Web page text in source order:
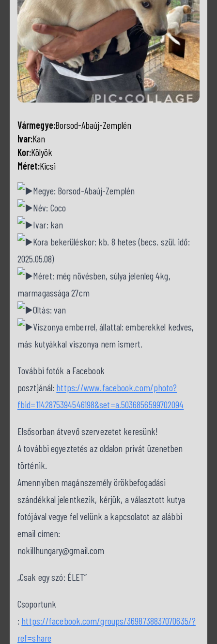
Vármegye:Borsod-Abaúj-Zemplén
Ivar:Kan
Kor:Kölyök
Méret:Kicsi
Megye: Borsod-Abaúj-Zemplén
Név: Coco
Ivar: kan
Kora bekerüléskor: kb. 8 hetes (becs. szül. idő:
2025.05.08)
Méret: még növésben, súlya jelenleg 4kg,
marmagassága 27cm
Oltás: van
Viszonya emberrel, állattal: emberekkel kedves,
más kutyákkal viszonya nem ismert.
További fotók a Facebook
posztjánál: https://www.facebook.com/photo?
fbid=1142875394546198&set=a.5036856599702094
Elsősorban átvevő szervezetet keresünk!
A további egyeztetés az oldalon privát üzenetben
történik.
Amennyiben magánszemély örökbefogadási
szándékkal jelentkezik, kérjük, a választott kutya
fotójával vegye fel velünk a kapcsolatot az alábbi
email címen:
nokillhungary@gmail.com
„Csak egy szó: ÉLET”
Csoportunk
: https://facebook.com/groups/3698738837070635/?
ref=share